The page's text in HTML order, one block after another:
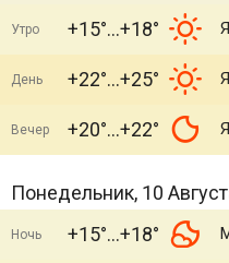
Утро +15° +18°
День +22° +25°
Вечер +20° +22°
Понедельник, 10
Ночь +15° +18°